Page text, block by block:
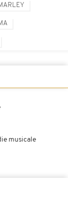
musicale